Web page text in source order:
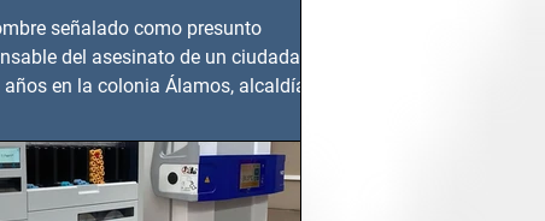
señalado como presunto
del asesinato de un ciudadano
años en la colonia Álamos, alcaldía